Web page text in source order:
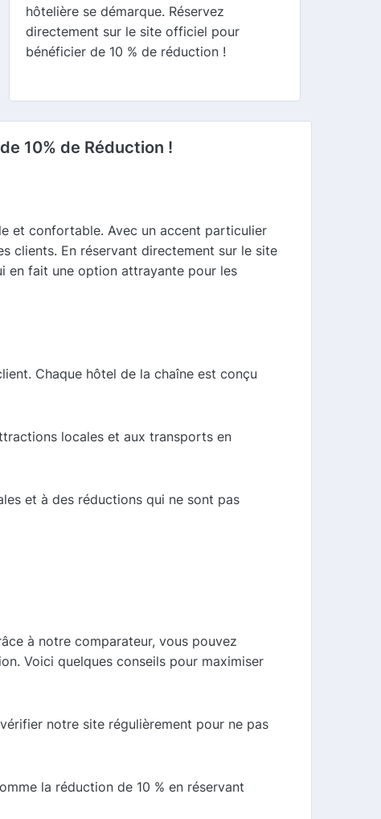
hôtelière se démarque. Réservez
directement sur le site officiel pour
bénéficier de 10 % de réduction !
10% de Réduction !
et confortable. Avec un accent particulier
clients. En réservant directement sur le site
en fait une option attrayante pour les
Chaque hôtel de la chaîne est conçu
locales et aux transports en
et à des réductions qui ne sont pas
à notre comparateur, vous pouvez
Voici quelques conseils pour maximiser
notre site régulièrement pour ne pas
la réduction de 10 % en réservant